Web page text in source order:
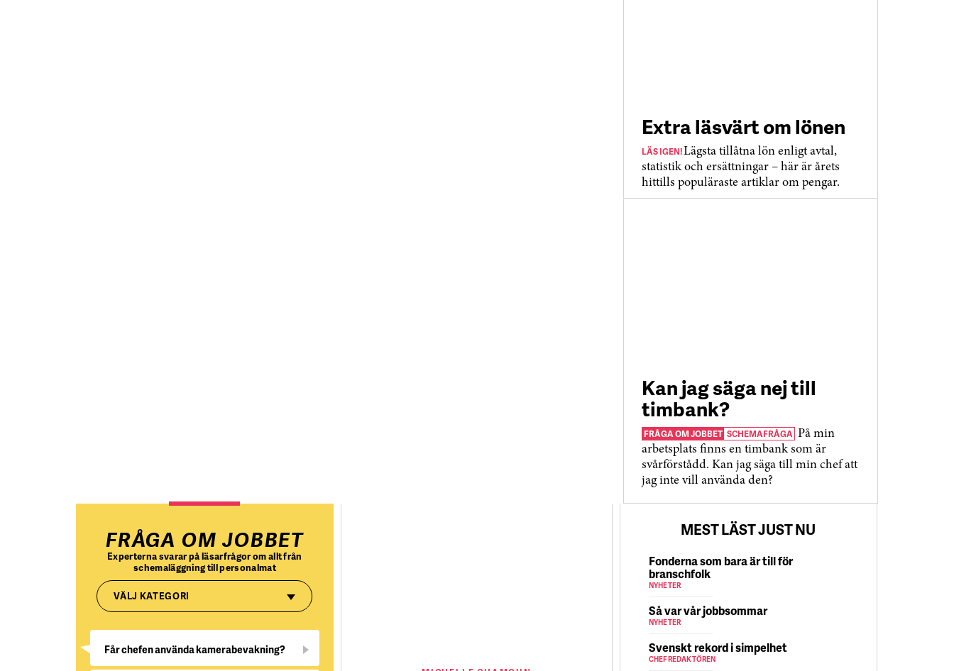
Extra läsvärt om lönen
LÄS IGEN!Lägsta tillåtna lön enligt avtal,
statistik och ersättningar – här är årets
hittills populäraste artiklar om pengar.
Kan jag säga nej till
timbank?
FRÅGA OM JOBBET SCHEMAFRÅGA På min
arbetsplats finns en timbank som är
svårförstådd. Kan jag säga till min chef att
jag inte vill använda den?
FRÅGA OM JOBBET
Experterna svarar på läsarfrågor om allt från
schemaläggning till personalmat
VÄLJ KATEGORI
Får chefen använda kamerabevakning?
MEST LÄST JUST NU
Fonderna som bara är till för
branschfolk
NYHETER
Så var vår jobbsommar
NYHETER
Svenskt rekord i simpelhet
CHEFREDAKTÖREN